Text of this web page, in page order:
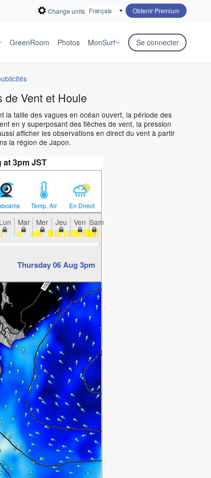
Change units Obtenir Premium
GreenRoom Photos MonSurf Se connecter
de Vent et Houle
la taille des vagues en océan ouvert, la période des
en y superposant des flèches de vent, la pression
afficher les observations en direct du vent à partir
la région de Japon.
at 3pm JST
Temp. Air En Direct
Lun Mar Mer Jeu Ven Sam
Thursday 06 Aug 3pm